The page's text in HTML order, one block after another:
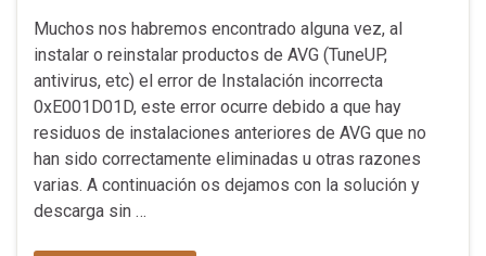
Muchos nos habremos encontrado alguna vez, al
instalar o reinstalar productos de AVG (TuneUP,
antivirus, etc) el error de Instalación incorrecta
0xE001D01D, este error ocurre debido a que hay
residuos de instalaciones anteriores de AVG que no
han sido correctamente eliminadas u otras razones
varias. A continuación os dejamos con la solución y
descarga sin …